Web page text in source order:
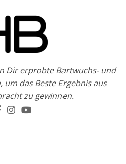
Dir erprobte Bartwuchs- und
um das Beste Ergebnis aus
zu gewinnen.